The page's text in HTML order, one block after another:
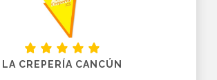
LA CREPERÍA CANCÚN